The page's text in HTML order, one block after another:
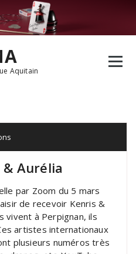
Aquitain
Aurélia
par Zoom du 5 mars
de recevoir Kenris &
vivent à Perpignan, ils
artistes internationaux
plusieurs numéros très